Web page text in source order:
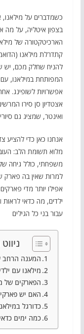
כשמדברים על מילאנו,
בצפון איטליה, על מה
הארכיטקטורה של
קתדרלת מילאנו
להניח שחלק מכם, יש
המפותחת במילאנו, עם
אפשרויות לשופינג.
אצטדיון סן סירו
ואינטר, שמציג גם
אנחנו כאן כדי
מלוא תשומת הלב:
משפחתי, כולל גיחה של
למרות שאין בה פארק
אפילו יותר מדי
ילדים, מה כדאי
עבור בני כל הגילים
המענה הרחב
מילאנו עם
הפארקים של
האם יש
כדורגל
כמה ימים